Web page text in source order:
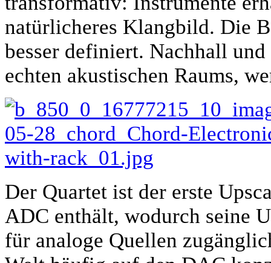
natürlicheres Klangbild. Die
besser definiert. Nachhall
echten akustischen Raums,
Der Quartet ist der erste
ADC enthält, wodurch seine
für analoge Quellen